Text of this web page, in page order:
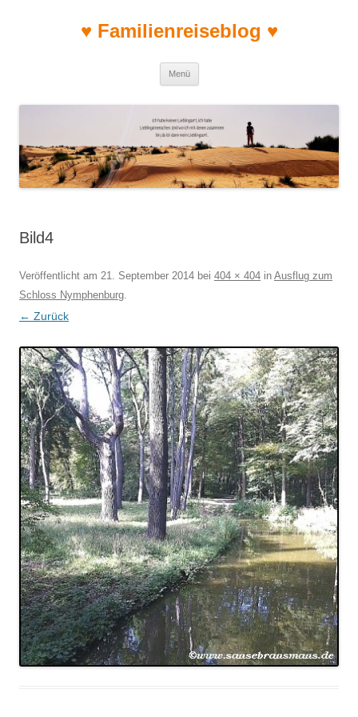
♥ Familienreiseblog ♥
Menü
Bild4
Veröffentlicht am 21. September 2014 bei 404 × 404 in Ausflug zum
Schloss Nymphenburg.
← Zurück